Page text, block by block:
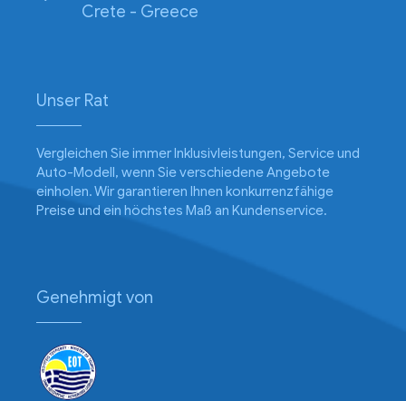
Crete - Greece
Unser Rat
Vergleichen Sie immer Inklusivleistungen, Service und
Auto-Modell, wenn Sie verschiedene Angebote
einholen. Wir garantieren Ihnen konkurrenzfähige
Preise und ein höchstes Maß an Kundenservice.
Genehmigt von